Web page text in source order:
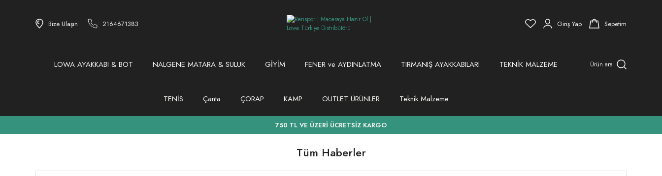
Bize Ulaşın 2164671383 Giriş Yap Sepetim
LOWA AYAKKABI & BOT NALGENE MATARA & SULUK GİYİM FENER ve AYDINLATMA TIRMANIŞ AYAKKABILARI TEKNİK MALZEME
TENİS Çanta ÇORAP KAMP OUTLET ÜRÜNLER Teknik Malzeme
Ürün ara
750 TL VE ÜZERİ ÜCRETSİZ KARGO
Tüm Haberler